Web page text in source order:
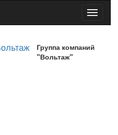
Toggle
Группа компаний
"Вольтаж"